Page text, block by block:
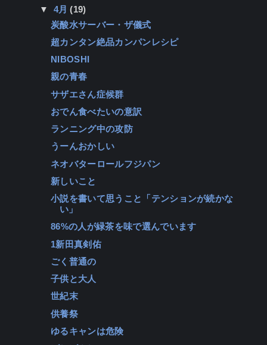
▼ 4月(19)
炭酸水サーバー・ザ儀式
超カンタン絶品カンパンレシピ
NIBOSHI
親の青春
サザエさん症候群
おでん食べたいの意訳
ランニング中の攻防
うーんおかしい
ネオバターロールフジパン
新しいこと
小説を書いて思うこと「テンションが続かな
い」
86%の人が緑茶を味で選んでいます
1新田真剣佑
ごく普通の
子供と大人
世紀末
供養祭
ゆるキャンは危険